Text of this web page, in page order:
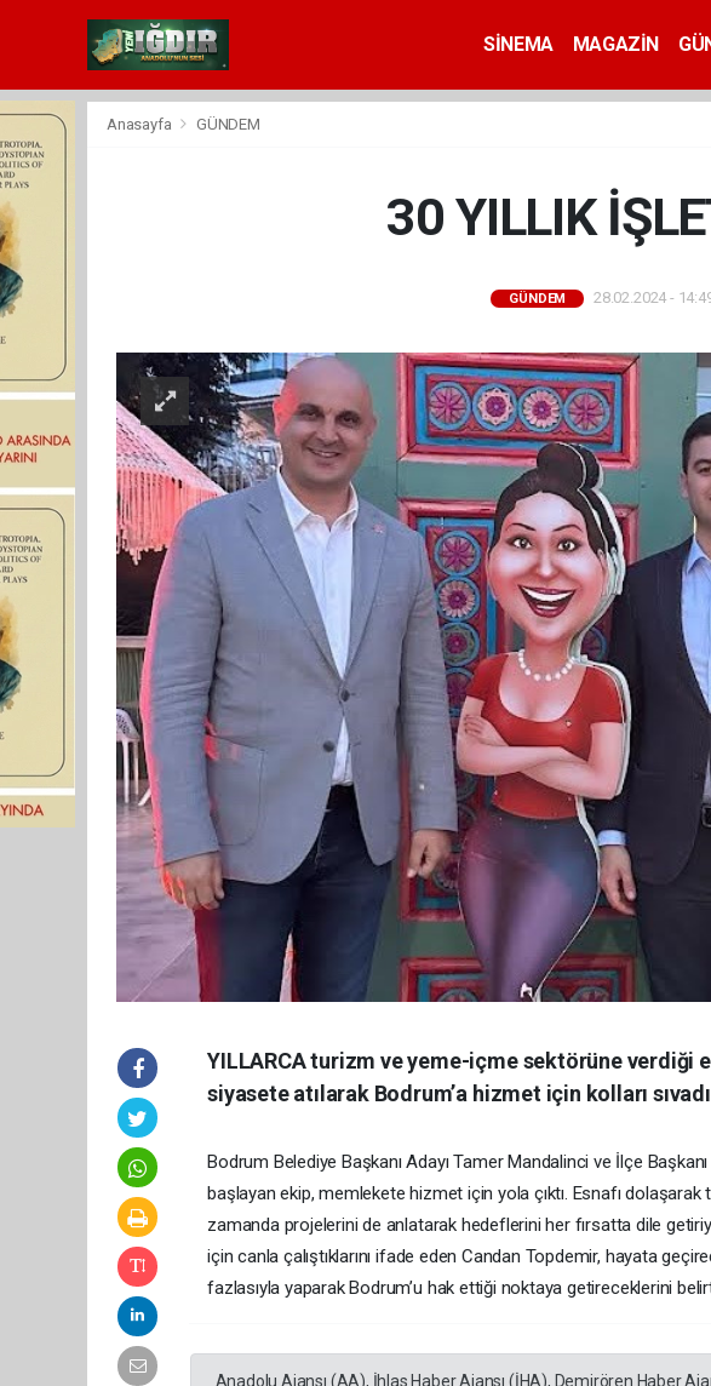
SİNEMA MAGAZİN
Anasayfa GÜNDEM
30 YILLIK
GÜNDEM 28.02.2024 -
YILLARCA turizm ve yeme-içme sektörüne verdiği
siyasete atılarak Bodrum’a hizmet için kolları
Bodrum Belediye Başkanı Adayı Tamer Mandalinci ve İlçe
başlayan ekip, memlekete hizmet için yola çıktı. Esnafı dolaşarak
zamanda projelerini de anlatarak hedeflerini her fırsatta dile
için canla çalıştıklarını ifade eden Candan Topdemir, hayata
fazlasıyla yaparak Bodrum’u hak ettiği noktaya getireceklerini
Anadolu Ajansı (AA), İhlas Haber Ajansı (İHA), Demirören Haber